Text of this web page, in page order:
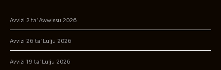
Avviżi 2 ta’ Awwissu 2026
Avviżi 26 ta’ Lulju 2026
Avviżi 19 ta’ Lulju 2026